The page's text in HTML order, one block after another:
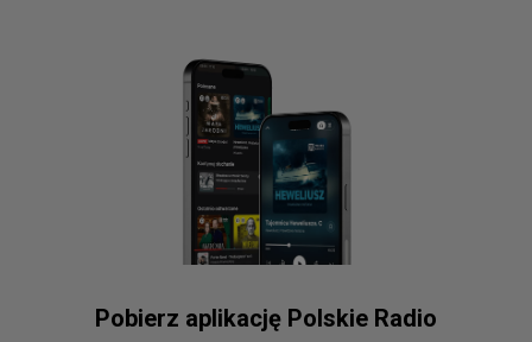
Pobierz aplikację Polskie Radio